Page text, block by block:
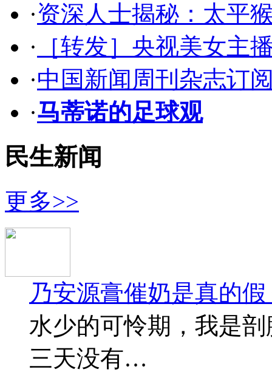
·资深人士揭秘：太平
· ［转发］央视美女主
·中国新闻周刊杂志订
·马蒂诺的足球观
民生新闻
更多>>
乃安源膏催奶是真的假
水少的可怜期，我是
三天没有…